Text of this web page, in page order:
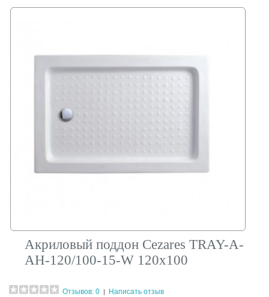
Акриловый поддон Cezares TRAY-A-
AH-120/100-15-W 120х100
Отзывов: 0
Написать отзыв